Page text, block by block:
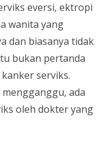
eversi, ektropi
wanita yang
dan biasanya tidak
bukan pertanda
serviks.
ada
oleh dokter yang